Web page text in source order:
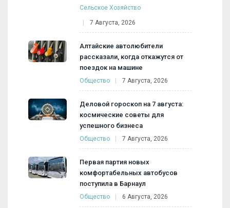
Сельское Хозяйство
7 Августа, 2026
Алтайские автолюбители
рассказали, когда откажутся от
поездок на машине
Общество 7 Августа, 2026
Деловой гороскоп на 7 августа:
космические советы для
успешного бизнеса
Общество 7 Августа, 2026
Первая партия новых
комфортабельных автобусов
поступила в Барнаул
Общество 6 Августа, 2026